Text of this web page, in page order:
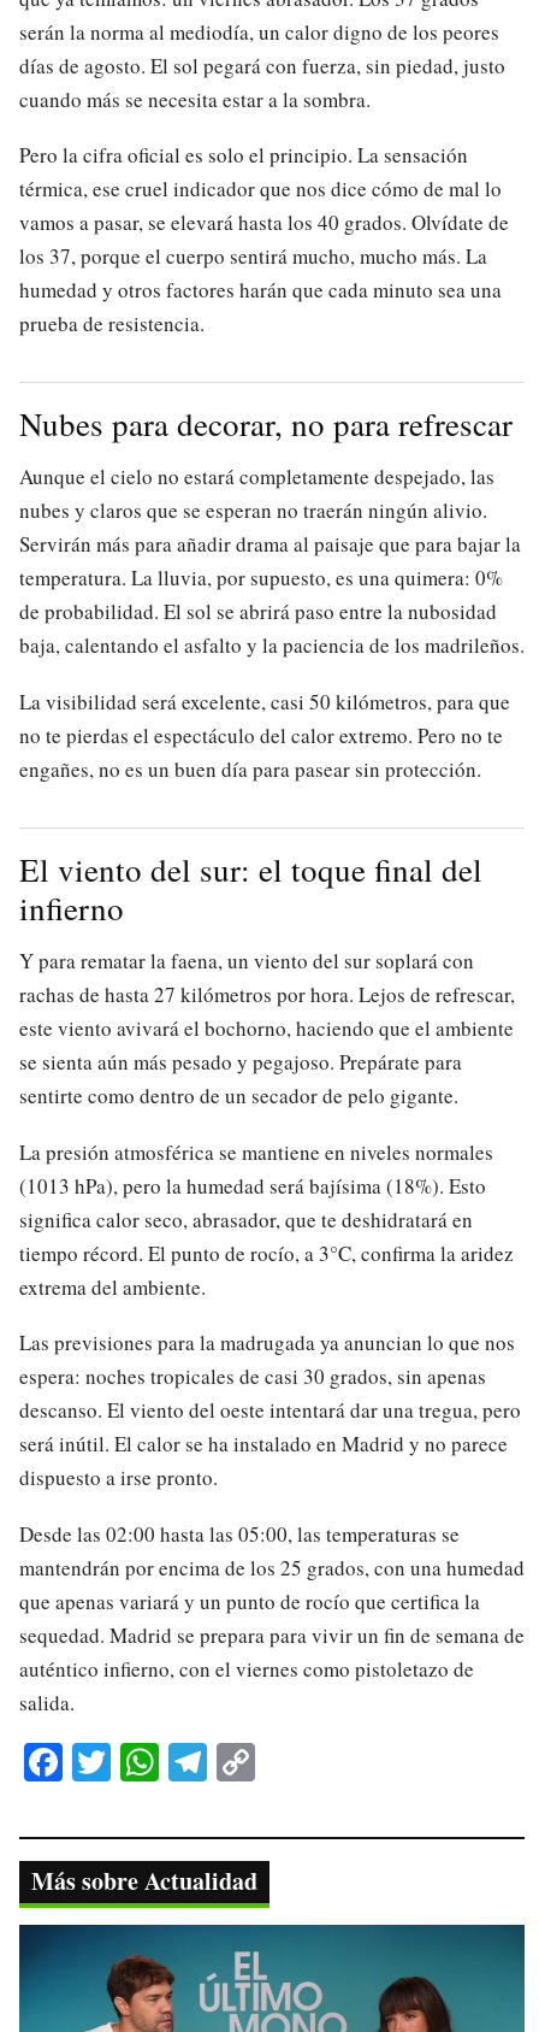
serán la norma al mediodía, un calor digno de los peores
días de agosto. El sol pegará con fuerza, sin piedad, justo
cuando más se necesita estar a la sombra.
Pero la cifra oficial es solo el principio. La sensación
térmica, ese cruel indicador que nos dice cómo de mal lo
vamos a pasar, se elevará hasta los 40 grados. Olvídate de
los 37, porque el cuerpo sentirá mucho, mucho más. La
humedad y otros factores harán que cada minuto sea una
prueba de resistencia.
Nubes para decorar, no para refrescar
Aunque el cielo no estará completamente despejado, las
nubes y claros que se esperan no traerán ningún alivio.
Servirán más para añadir drama al paisaje que para bajar la
temperatura. La lluvia, por supuesto, es una quimera: 0%
de probabilidad. El sol se abrirá paso entre la nubosidad
baja, calentando el asfalto y la paciencia de los madrileños.
La visibilidad será excelente, casi 50 kilómetros, para que
no te pierdas el espectáculo del calor extremo. Pero no te
engañes, no es un buen día para pasear sin protección.
El viento del sur: el toque final del
infierno
Y para rematar la faena, un viento del sur soplará con
rachas de hasta 27 kilómetros por hora. Lejos de refrescar,
este viento avivará el bochorno, haciendo que el ambiente
se sienta aún más pesado y pegajoso. Prepárate para
sentirte como dentro de un secador de pelo gigante.
La presión atmosférica se mantiene en niveles normales
(1013 hPa), pero la humedad será bajísima (18%). Esto
significa calor seco, abrasador, que te deshidratará en
tiempo récord. El punto de rocío, a 3°C, confirma la aridez
extrema del ambiente.
Las previsiones para la madrugada ya anuncian lo que nos
espera: noches tropicales de casi 30 grados, sin apenas
descanso. El viento del oeste intentará dar una tregua, pero
será inútil. El calor se ha instalado en Madrid y no parece
dispuesto a irse pronto.
Desde las 02:00 hasta las 05:00, las temperaturas se
mantendrán por encima de los 25 grados, con una humedad
que apenas variará y un punto de rocío que certifica la
sequedad. Madrid se prepara para vivir un fin de semana de
auténtico infierno, con el viernes como pistoletazo de
salida.
Fa
bo
ok
T
tte
r
W
ts
A
pp
Te
gr
a
m
y
Li
nk
Más sobre Actualidad